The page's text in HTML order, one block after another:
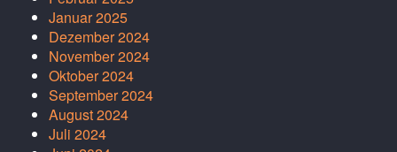
Januar 2025
Dezember 2024
November 2024
Oktober 2024
September 2024
August 2024
Juli 2024